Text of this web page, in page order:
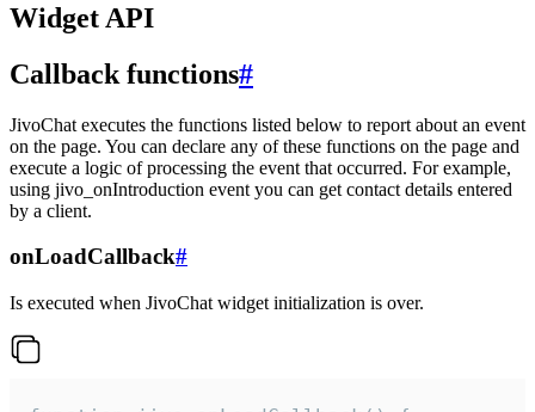
Widget API
Callback functions#
JivoChat executes the functions listed below to report about an event
on the page. You can declare any of these functions on the page and
execute a logic of processing the event that occurred. For example,
using jivo_onIntroduction event you can get contact details entered
by a client.
onLoadCallback#
Is executed when JivoChat widget initialization is over.